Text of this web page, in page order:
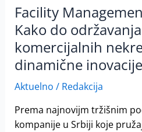
Facility
Kako do
komercijalnih
dinamične
Aktuelno / Redakcija
Prema najnovijm tržišnim
kompanije u Srbiji koje
komercijalnih
nekretnina
uz
dinamične
inovacije?